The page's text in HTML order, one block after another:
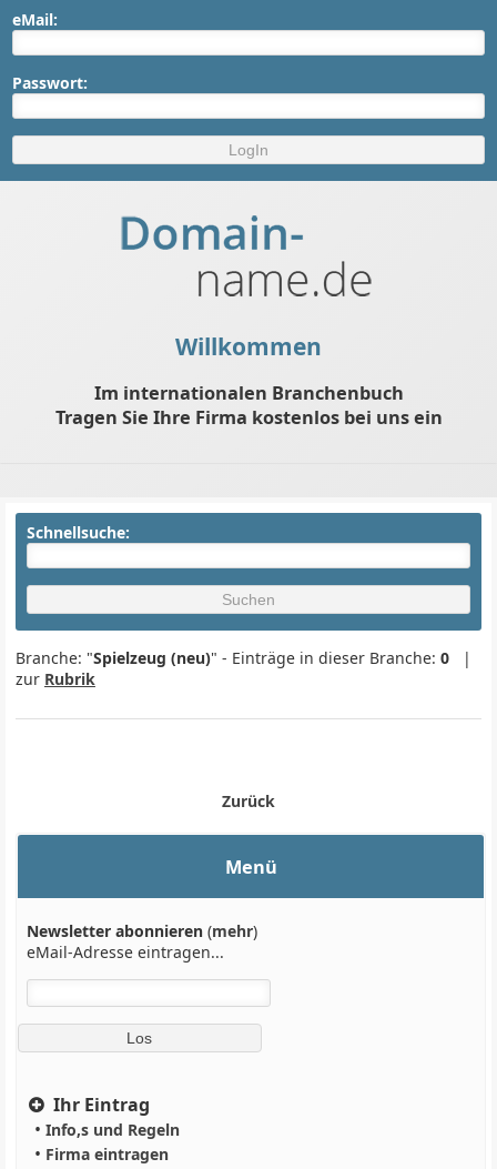
eMail:
Passwort:
Willkommen
Im internationalen Branchenbuch
Tragen Sie Ihre Firma kostenlos bei uns ein
Schnellsuche:
Branche: "Spielzeug (neu)" - Einträge in dieser Branche: 0|
zur Rubrik
Zurück
Menü
Newsletter abonnieren (mehr)
eMail-Adresse eintragen...
Ihr Eintrag
• Info,s und Regeln
• Firma eintragen